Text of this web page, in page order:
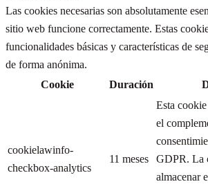
Las cookies necesarias son absolutamente
sitio web funcione correctamente. Estas
funcionalidades básicas y características de
de forma anónima.
Cookie
Duración
cookielawinfo-
checkbox-analytics
11 meses
Esta
el
GDPR. La
almacenar